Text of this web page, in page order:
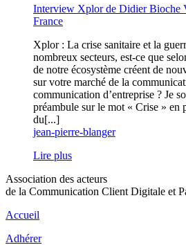
Interview Xplor de Didier Bioche
France
Xplor : La crise sanitaire et la
nombreux secteurs, est-ce que
de notre écosystème créent de
sur votre marché de la
communication d’entreprise ? Je
préambule sur le mot « Crise » en
du[...]
jean-pierre-blanger
Lire plus
Association des acteurs
de la Communication Client Digitale et
Accueil
Adhérer